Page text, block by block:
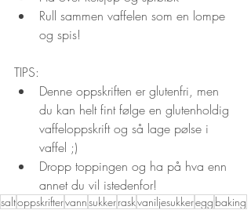
Rull sammen vaffelen som en lompe
og spis!
TIPS:
Denne oppskriften er glutenfri, men
du kan helt fint følge en glutenholdig
vaffeloppskrift og så lage pølse i
vaffel ;)
Dropp toppingen og ha på hva enn
annet du vil istedenfor!
saltoppskriftervannsukkerraskvaniljesukkeregg baking